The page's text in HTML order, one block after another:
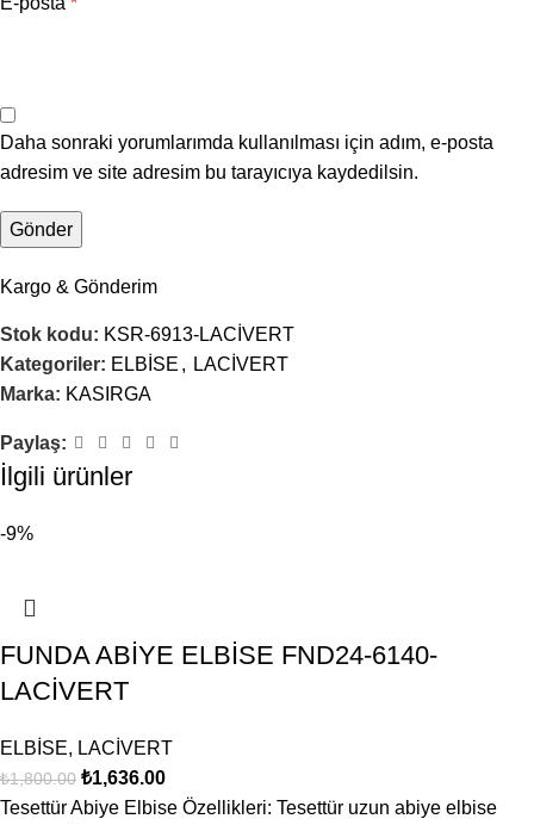
Daha sonraki yorumlarımda kullanılması için adım, e-posta
adresim ve site adresim bu tarayıcıya kaydedilsin.
Kargo & Gönderim
Stok kodu: KSR-6913-LACİVERT
Kategoriler: ELBİSE , LACİVERT
Marka: KASIRGA
Paylaş:
İlgili ürünler
-9%
FUNDA ABİYE ELBİSE FND24-6140-
LACİVERT
ELBİSE, LACİVERT
₺1,800.00 ₺1,636.00
Tesettür Abiye Elbise Özellikleri: Tesettür uzun abiye elbise